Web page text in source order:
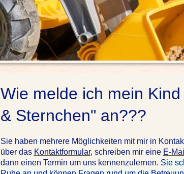
Wie melde ich mein
& Sternchen" an???
Sie haben mehrere Möglichkeiten mit mir in
über das Kontaktformular, schreiben mir eine E-Mail
dann einen Termin um uns kennenzulernen. Sie